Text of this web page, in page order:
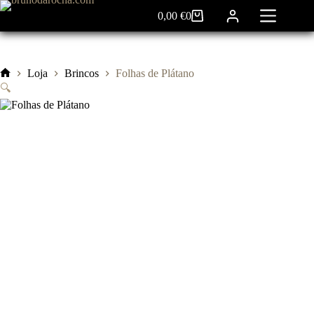
Pular
o
Carrinho
de
0,00€0
Início
Loja Brincos
Folhas de Plátano
🔍